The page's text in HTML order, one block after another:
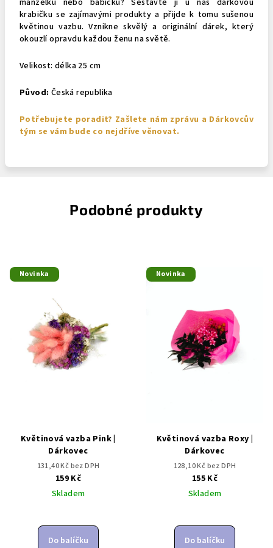
krabičku se zajímavými produkty a přijde k tomu sušenou
květinou vazbu. Vznikne skvělý a originální dárek, který
okouzlí opravdu každou ženu na světě.
Velikost: délka 25 cm
Původ: Česká republika
Potřebujete poradit? Zašlete nám zprávu a Dárkovcův
tým se vám bude co nejdříve věnovat.
Podobné produkty
Novinka
Květinová vazba Pink |
Dárkovec
131,40 Kč bez DPH
159 Kč
Skladem
Do balíčku
Novinka
Květinová vazba Roxy |
Dárkovec
128,10 Kč bez DPH
155 Kč
Skladem
Do balíčku